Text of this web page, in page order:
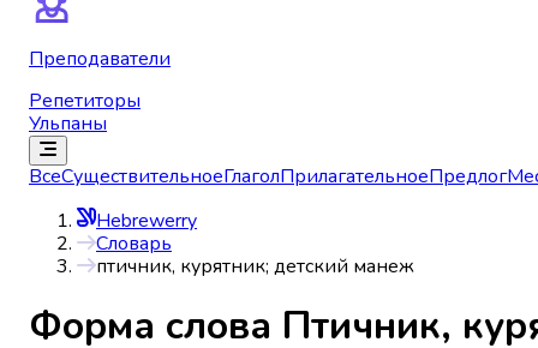
Преподаватели
Репетиторы
Ульпаны
ВсеСуществительноеГлаголПрилагательноеПредлог
Hebrewerry
Словарь
птичник, курятник; детский манеж
Форма слова Птичник,